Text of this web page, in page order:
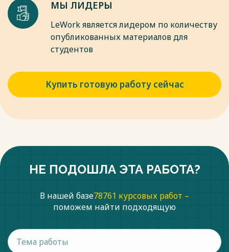
МЫ ЛИДЕРЫ
LeWork является лидером по количеству
опубликованных материалов для
студентов
Купить готовую работу сейчас
НЕ ПОДОШЛА ЭТА РАБОТА?
В нашей базе78761 курсовых работ –
поможем найти подходящую